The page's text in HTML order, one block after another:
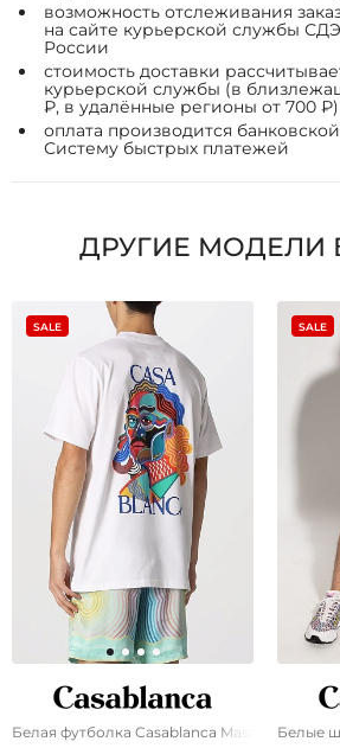
возможность отслеживания
на сайте курьерской службы
России
стоимость доставки
курьерской службы (в
₽, в удалённые регионы от 700 ₽)
оплата производится
Систему быстрых платежей
ДРУГИЕ МОДЕЛИ
SALE
Белая футболка Casablanca Masao San
SALE
Белые